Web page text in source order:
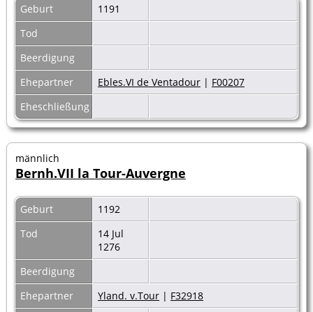
Geburt
1191
Tod
Beerdigung
Ehepartner
Ebles.VI de Ventadour | F00207
Eheschließung
männlich
Bernh.VII la Tour-Auvergne
Geburt
1192
Tod
14 Jul
1276
Beerdigung
Ehepartner
Yland. v.Tour | F32918